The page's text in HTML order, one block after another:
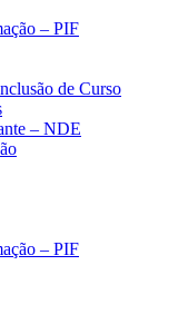
– PIF
de Curso
– NDE
– PIF